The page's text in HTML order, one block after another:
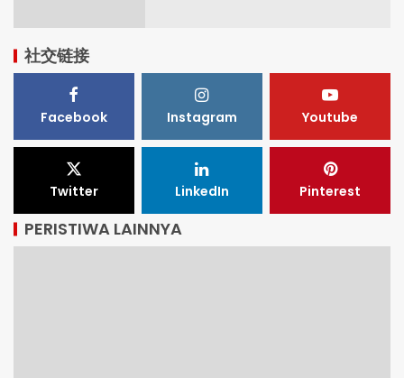
社交链接
Facebook Instagram Youtube
Twitter LinkedIn Pinterest
PERISTIWA LAINNYA